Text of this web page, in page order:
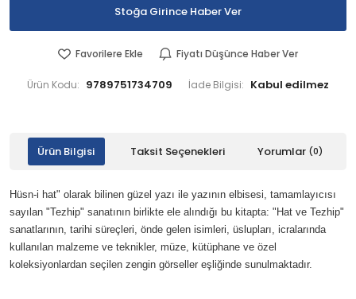
Stoğa Girince Haber Ver
Favorilere Ekle Fiyatı Düşünce Haber Ver
Ürün Kodu: 9789751734709 İade Bilgisi:
Ürün Bilgisi Taksit Seçenekleri Yorumlar (0)
Hüsn-i hat" olarak bilinen güzel yazı ile yazının elbisesi, tamamlayıcısı
sayılan "Tezhip" sanatının birlikte ele alındığı bu kitapta: "Hat ve Tezhip"
sanatlarının, tarihi süreçleri, önde gelen isimleri, üslupları, icralarında
kullanılan malzeme ve teknikler, müze, kütüphane ve özel
koleksiyonlardan seçilen zengin görseller eşliğinde sunulmaktadır.